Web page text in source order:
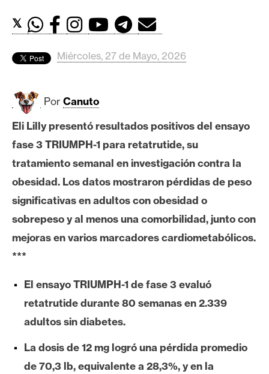
d
s
B
t
c
o
i
E
e
e
u
m
𝕏
Miércoles, 27 de Mayo, 2026
Por Canuto
Eli Lilly presentó resultados positivos del ensayo
fase 3 TRIUMPH-1 para retatrutide, su
tratamiento semanal en investigación contra la
obesidad. Los datos mostraron pérdidas de peso
significativas en adultos con obesidad o
sobrepeso y al menos una comorbilidad, junto con
mejoras en varios marcadores cardiometabólicos.
***
El ensayo TRIUMPH-1 de fase 3 evaluó
retatrutide durante 80 semanas en 2.339
adultos sin diabetes.
La dosis de 12 mg logró una pérdida promedio
de 70,3 lb, equivalente a 28,3%, y en la